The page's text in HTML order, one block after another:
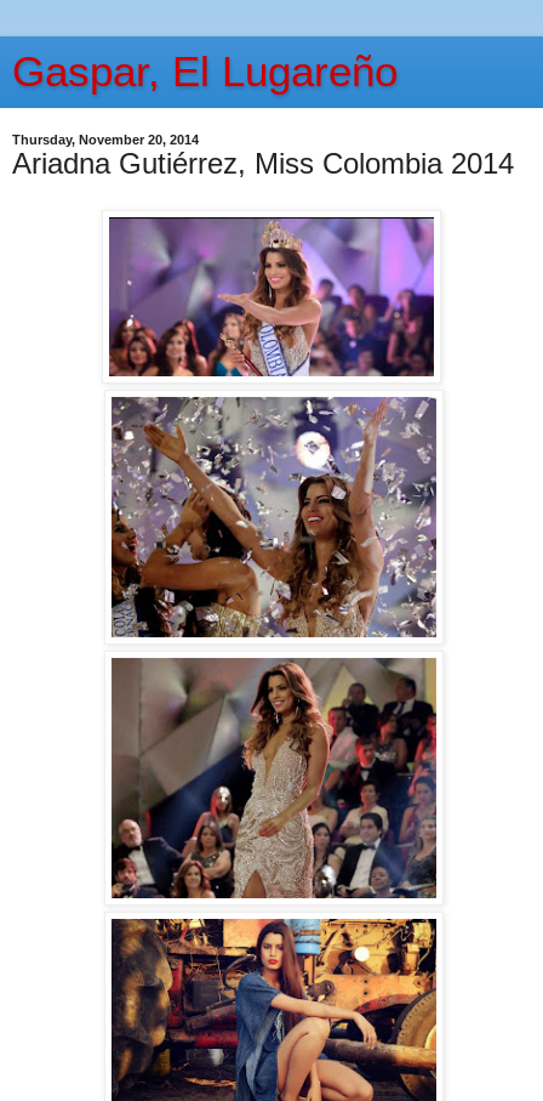
Gaspar, El Lugareño
Thursday, November 20, 2014
Ariadna Gutiérrez, Miss Colombia 2014